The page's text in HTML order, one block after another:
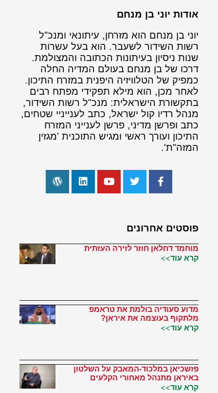
אודות יוני בן מנחם
יוני בן מנחם הוא מזרחן, עיתונאי ומנכ"ל
רשות השידור לשעבר. הוא בעל עשרות
שנות ניסיון בעיתונות הכתובה והמצולמת.
דרכו של בן מנחם בעולם המדיה החלה
כמפיק של הטלוויזיה היפנית במזרח התיכון.
לאחר מכן, הוא מילא תפקידי מפתח רבים
בתקשורת הישראלית: מנכ"ל רשות השידור,
מנהל רדיו קול ישראל, כתב לענייניי שטחים,
כתב ופרשן מדיני, פרשן לענייני המזרח
התיכון ועורך ראשי ומגיש התוכנית 'מגזין
המזה"ת'.
פוסטים אחרונים
מוחמד דחלאן חוזר לזירה העזתית
קרא עוד>>
מדוע סעודיה בולמת את טראמפ
מלתקוף בעוצמה את איראן?
קרא עוד>>
פזשכיאן במלכוד-המאבק על השלטון
באיראן מתנהל מאחורי הקלעים
קרא עוד>>